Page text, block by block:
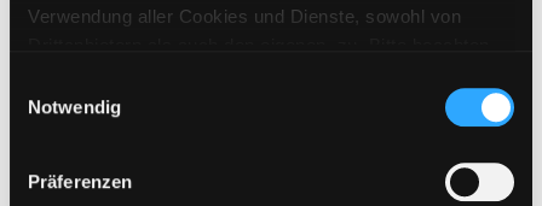
Verwendung aller Cookies und Dienste, sowohl von
Cookies von Drittanbietern, eine Verarbeitung in
unsicheren Drittländern (Länder außerhalb des EWR
ohne adäquates Datenschutzniveau) stattfinden kann. In
diesem Zusammenhang können aktuell Risiken für
Notwendig
Präferenzen
Exemplar-Details von Vegan anzeigen
[Achtung, Einsteiger: So einfach geht
Suche nach